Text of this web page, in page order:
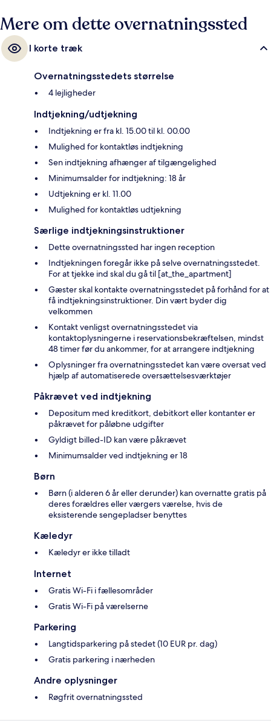
Mere om dette overnatningssted
I korte træk
Overnatningsstedets størrelse
4 lejligheder
Indtjekning/udtjekning
Indtjekning er fra kl. 15.00 til kl. 00.00
Mulighed for kontaktløs indtjekning
Sen indtjekning afhænger af tilgængelighed
Minimumsalder for indtjekning: 18 år
Udtjekning er kl. 11.00
Mulighed for kontaktløs udtjekning
Særlige indtjekningsinstruktioner
Dette overnatningssted har ingen reception
Indtjekningen foregår ikke på selve overnatningsstedet.
For at tjekke ind skal du gå til [at_the_apartment]
Gæster skal kontakte overnatningsstedet på forhånd for at
få indtjekningsinstruktioner. Din vært byder dig
velkommen
Kontakt venligst overnatningsstedet via
kontaktoplysningerne i reservationsbekræftelsen, mindst
48 timer før du ankommer, for at arrangere indtjekning
Oplysninger fra overnatningsstedet kan være oversat ved
hjælp af automatiserede oversættelsesværktøjer
Påkrævet ved indtjekning
Depositum med kreditkort, debitkort eller kontanter er
påkrævet for påløbne udgifter
Gyldigt billed-ID kan være påkrævet
Minimumsalder ved indtjekning er 18
Børn
Børn (i alderen 6 år eller derunder) kan overnatte gratis på
deres forældres eller værgers værelse, hvis de
eksisterende sengepladser benyttes
Kæledyr
Kæledyr er ikke tilladt
Internet
Gratis Wi-Fi i fællesområder
Gratis Wi-Fi på værelserne
Parkering
Langtidsparkering på stedet (10 EUR pr. dag)
Gratis parkering i nærheden
Andre oplysninger
Røgfrit overnatningssted